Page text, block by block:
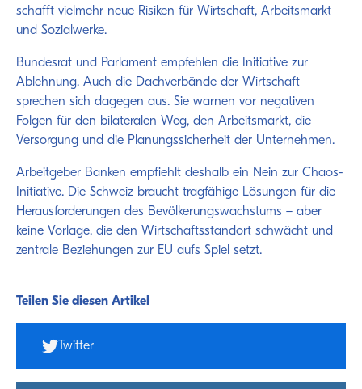
schafft vielmehr neue Risiken für Wirtschaft, Arbeitsmarkt
und Sozialwerke.
Bundesrat und Parlament empfehlen die Initiative zur
Ablehnung. Auch die Dachverbände der Wirtschaft
sprechen sich dagegen aus. Sie warnen vor negativen
Folgen für den bilateralen Weg, den Arbeitsmarkt, die
Versorgung und die Planungssicherheit der Unternehmen.
Arbeitgeber Banken empfiehlt deshalb ein Nein zur Chaos-
Initiative. Die Schweiz braucht tragfähige Lösungen für die
Herausforderungen des Bevölkerungswachstums – aber
keine Vorlage, die den Wirtschaftsstandort schwächt und
zentrale Beziehungen zur EU aufs Spiel setzt.
Teilen Sie diesen Artikel
Twitter